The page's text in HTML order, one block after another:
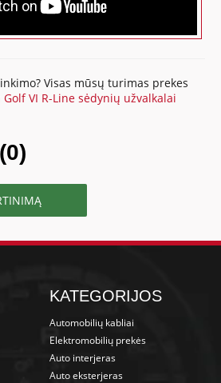
Visas mūsų turimas prekes
Golf VI R-Line sėdynių užvalkalai
KATEGORIJOS
Automobilių kabliai
Elektromobilių prekės
Auto interjeras
Auto eksterjeras